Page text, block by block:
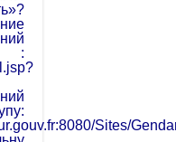
:
Sites/